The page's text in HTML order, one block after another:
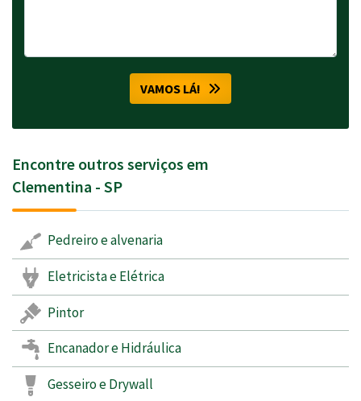
VAMOS LÁ!
Encontre outros serviços em
Clementina - SP
Pedreiro e alvenaria
Eletricista e Elétrica
Pintor
Encanador e Hidráulica
Gesseiro e Drywall